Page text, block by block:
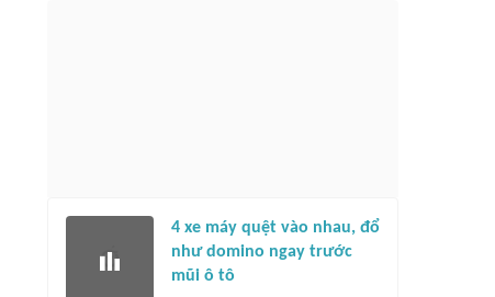
4 xe máy quệt vào nhau, đổ
như domino ngay trước
mũi ô tô